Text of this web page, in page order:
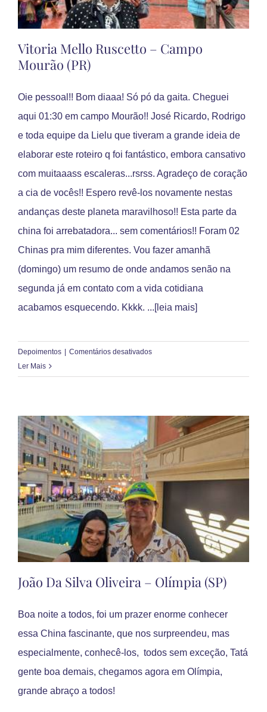
Vitoria Mello Ruscetto – Campo
Mourão (PR)
Oie pessoal!! Bom diaaa! Só pó da gaita. Cheguei
aqui 01:30 em campo Mourão!! José Ricardo, Rodrigo
e toda equipe da Lielu que tiveram a grande ideia de
elaborar este roteiro q foi fantástico, embora cansativo
com muitaaass escaleras...rsrss. Agradeço de coração
a cia de vocês!! Espero revê-los novamente nestas
andanças deste planeta maravilhoso!! Esta parte da
china foi arrebatadora... sem comentários!! Foram 02
Chinas pra mim diferentes. Vou fazer amanhã
(domingo) um resumo de onde andamos senão na
segunda já em contato com a vida cotidiana
acabamos esquecendo. Kkkk. ...[leia mais]
Depoimentos Comentários desativadosem
Campo
Mourão
(PR)
Ler Mais
João Da Silva Oliveira – Olímpia (SP)
Boa noite a todos, foi um prazer enorme conhecer
essa China fascinante, que nos surpreendeu, mas
especialmente, conhecê-los, todos sem exceção, Tatá
gente boa demais, chegamos agora em Olímpia,
grande abraço a todos!